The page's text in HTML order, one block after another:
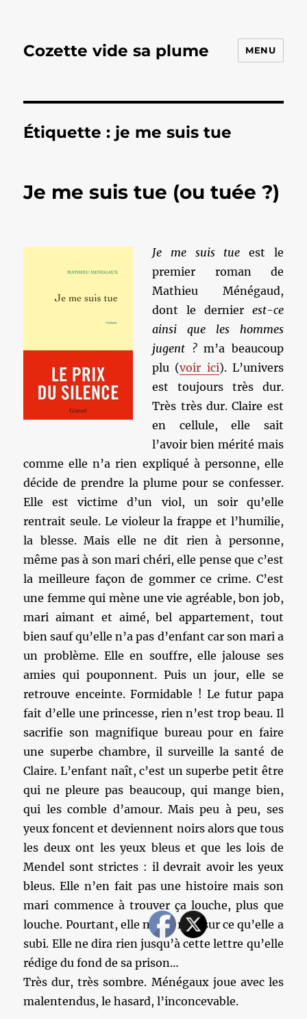
Cozette vide sa plume MENU
Étiquette : je me suis tue
Je me suis tue (ou tuée ?)
Je me suis tue est le
premier roman de
Mathieu Ménégaud,
dont le dernier est-ce
ainsi que les hommes
jugent ?m’a beaucoup
plu (voir ici). L’univers
est toujours très dur.
Très très dur. Claire est
en cellule, elle sait
l’avoir bien mérité mais
comme elle n’a rien expliqué à personne, elle
décide de prendre la plume pour se confesser.
Elle est victime d’un viol, un soir qu’elle
rentrait seule. Le violeur la frappe et l’humilie,
la blesse. Mais elle ne dit rien à personne,
même pas à son mari chéri, elle pense que c’est
la meilleure façon de gommer ce crime. C’est
une femme qui mène une vie agréable, bon job,
mari aimant et aimé, bel appartement, tout
bien sauf qu’elle n’a pas d’enfant car son mari a
un problème. Elle en souffre, elle jalouse ses
amies qui pouponnent. Puis un jour, elle se
retrouve enceinte. Formidable ! Le futur papa
fait d’elle une princesse, rien n’est trop beau. Il
sacrifie son magnifique bureau pour en faire
une superbe chambre, il surveille la santé de
Claire. L’enfant naît, c’est un superbe petit être
qui ne pleure pas beaucoup, qui mange bien,
qui les comble d’amour. Mais peu à peu, ses
yeux foncent et deviennent noirs alors que tous
les deux ont les yeux bleus et que les lois de
Mendel sont strictes : il devrait avoir les yeux
bleus. Elle n’en fait pas une histoire mais son
mari commence à trouver ça louche, plus que
louche. Pourtant, elle ne dit rien sur ce qu’elle a
subi. Elle ne dira rien jusqu’à cette lettre qu’elle
rédige du fond de sa prison…
Très dur, très sombre. Ménégaux joue avec les
malentendus, le hasard, l’inconcevable.